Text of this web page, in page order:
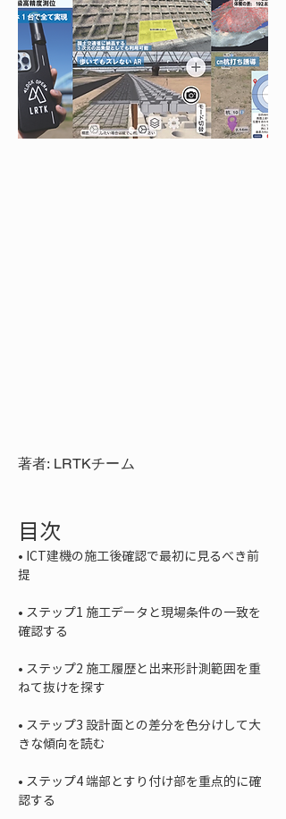
著者: LRTKチーム
目次
• ICT建機の施工後確認で最初に見るべき前
• ステップ1 施工データと現場条件の一致を
• ステップ2 施工履歴と出来形計測範囲を重
• ステップ3 設計面との差分を色分けして大
• ステップ4 端部とすり付け部を重点的に確